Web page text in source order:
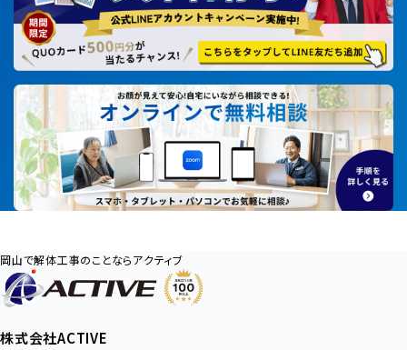
岡山で解体工事のことならアクティブ
株式会社ACTIVE